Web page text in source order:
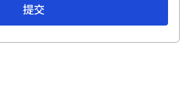
提交